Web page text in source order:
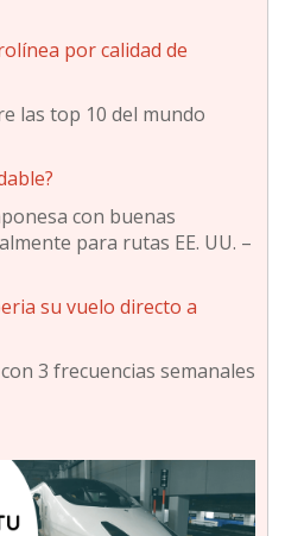
por calidad de
las top 10 del mundo
con buenas
para rutas EE. UU. –
su vuelo directo a
3 frecuencias semanales